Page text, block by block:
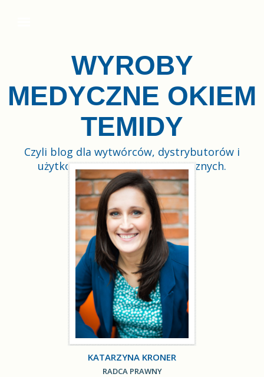
WYROBY
MEDYCZNE OKIEM
TEMIDY
Czyli blog dla wytwórców, dystrybutorów i
użytkowników wyrobów medycznych.
KATARZYNA KRONER
RADCA PRAWNY